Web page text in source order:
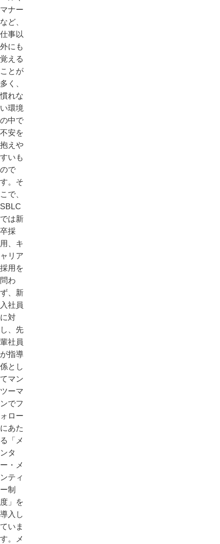
マナー
など、
仕事以
外にも
覚える
ことが
多く、
慣れな
い環境
の中で
不安を
抱えや
すいも
ので
す。そ
こで、
SBLC
では新
卒採
用、キ
ャリア
採用を
問わ
ず、新
入社員
に対
し、先
輩社員
が指導
係とし
てマン
ツーマ
ンでフ
ォロー
にあた
る「メ
ンタ
ー・メ
ンティ
ー制
度」を
導入し
ていま
す。メ